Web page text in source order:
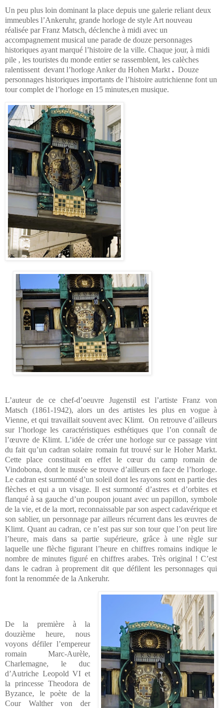
Un peu plus loin dominant la place depuis une galerie reliant deux
immeubles l’Ankeruhr, grande horloge de style Art nouveau
réalisée par Franz Matsch, déclenche à midi avec un
accompagnement musical une parade de douze personnages
historiques ayant marqué l’histoire de la ville. Chaque jour, à midi
pile , les touristes du monde entier se rassemblent, les calèches
ralentissent devant l’horloge Anker du Hohen Markt . Douze
personnages historiques importants de l’histoire autrichienne font un
tour complet de l’horloge en 15 minutes,en musique.
L’auteur de ce chef-d’oeuvre Jugenstil est l’artiste Franz von
Matsch (1861-1942), alors un des artistes les plus en vogue à
Vienne, et qui travaillait souvent avec Klimt. On retrouve d’ailleurs
sur l’horloge les caractéristiques esthétiques que l’on connaît de
l’œuvre de Klimt. L’idée de créer une horloge sur ce passage vint
du fait qu’un cadran solaire romain fut trouvé sur le Hoher Markt.
Cette place constituait en effet le cœur du camp romain de
Vindobona, dont le musée se trouve d’ailleurs en face de l’horloge.
Le cadran est surmonté d’un soleil dont les rayons sont en partie des
flèches et qui a un visage. Il est surmonté d’astres et d’orbites et
flanqué à sa gauche d’un poupon jouant avec un papillon, symbole
de la vie, et de la mort, reconnaissable par son aspect cadavérique et
son sablier, un personnage par ailleurs récurrent dans les œuvres de
Klimt. Quant au cadran, ce n’est pas sur son tour que l’on peut lire
l’heure, mais dans sa partie supérieure, grâce à une règle sur
laquelle une flèche figurant l’heure en chiffres romains indique le
nombre de minutes figuré en chiffres arabes. Très original ! C’est
dans le cadran à proprement dit que défilent les personnages qui
font la renommée de la Ankeruhr.
De la première à la
douzième heure, nous
voyons défiler l’empereur
romain Marc-Aurèle,
Charlemagne, le duc
d’Autriche Leopold VI et
la princesse Theodora de
Byzance, le poète de la
Cour Walther von der